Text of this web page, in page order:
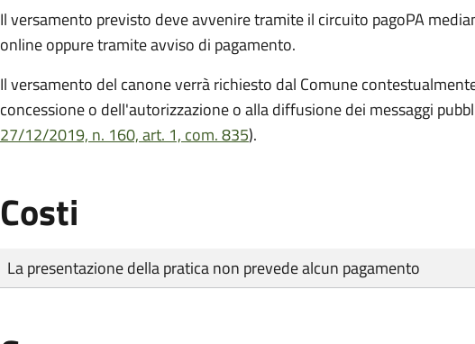
Il versamento previsto deve avvenire tramite il circuito pagoPA
online oppure tramite avviso di pagamento.
Il versamento del canone verrà richiesto dal Comune
concessione o dell'autorizzazione o alla diffusione dei messaggi
27/12/2019, n. 160, art. 1, com. 835).
Costi
Tipo di pagamento
Importo
La presentazione della pratica non prevede alcun pagamento